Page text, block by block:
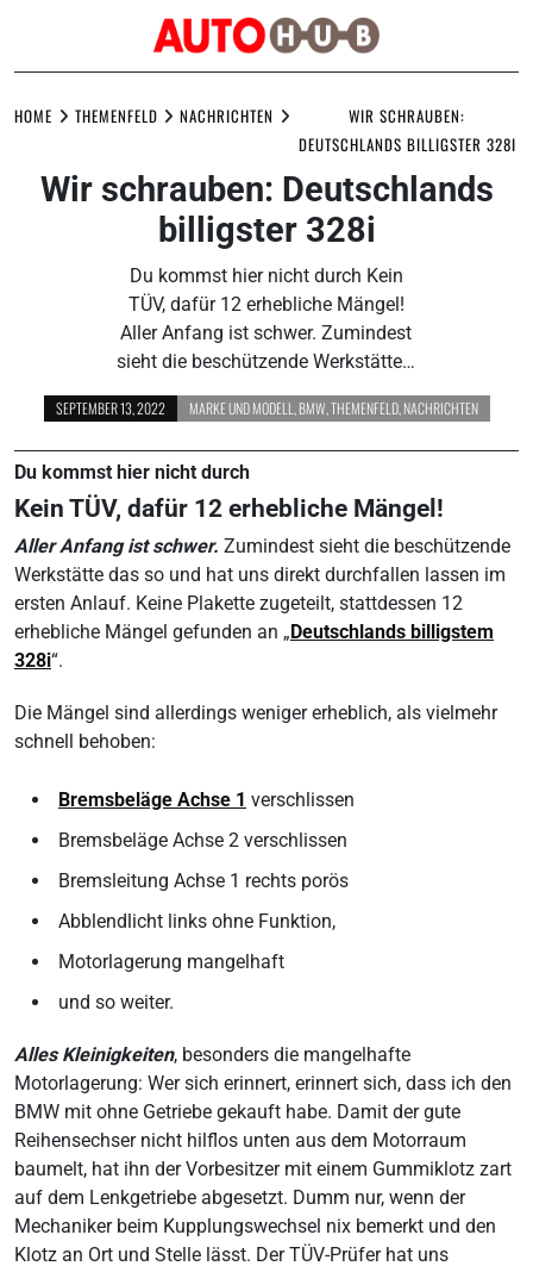
toHOME THEMENFELD NACHRICHTEN
WIR SCHRAUBEN:
DEUTSCHLANDS BILLIGSTER 328I
Wir schrauben: Deutschlands
billigster 328i
Du kommst hier nicht durch Kein
TÜV, dafür 12 erhebliche Mängel!
Aller Anfang ist schwer. Zumindest
sieht die beschützende Werkstätte…
SEPTEMBER 13, 2022 MARKE UND MODELL BMW THEMENFELD, NACHRICHTEN
Du kommst hier nicht durch
Kein TÜV, dafür 12 erhebliche Mängel!
Aller Anfang ist schwer. Zumindest sieht die beschützende
Werkstätte das so und hat uns direkt durchfallen lassen im
ersten Anlauf. Keine Plakette zugeteilt, stattdessen 12
erhebliche Mängel gefunden an „Deutschlands billigstem
328i“.
Die Mängel sind allerdings weniger erheblich, als vielmehr
schnell behoben:
Bremsbeläge Achse 1 verschlissen
Bremsbeläge Achse 2 verschlissen
Bremsleitung Achse 1 rechts porös
Abblendlicht links ohne Funktion,
Motorlagerung mangelhaft
und so weiter.
Alles Kleinigkeiten, besonders die mangelhafte
Motorlagerung: Wer sich erinnert, erinnert sich, dass ich den
BMW mit ohne Getriebe gekauft habe. Damit der gute
Reihensechser nicht hilflos unten aus dem Motorraum
baumelt, hat ihn der Vorbesitzer mit einem Gummiklotz zart
auf dem Lenkgetriebe abgesetzt. Dumm nur, wenn der
Mechaniker beim Kupplungswechsel nix bemerkt und den
Klotz an Ort und Stelle lässt. Der TÜV-Prüfer hat uns